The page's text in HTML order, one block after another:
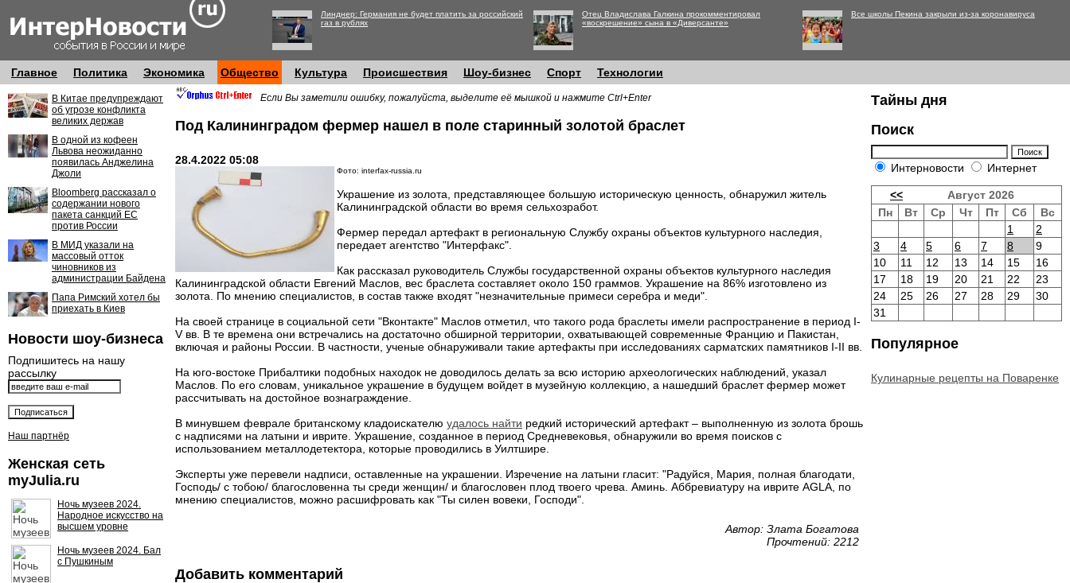
Линднер: Германия не будет платить за российский
газ в рублях
Отец Владислава Галкина прокомментировал
«воскрешение» сына в «Диверсанте»
Все школы Пекина закрыли из-за коронавируса
Главное Политика Экономика Общество Культура Происшествия Шоу-бизнес Спорт Технологии
В Китае предупреждают
об угрозе конфликта
великих держав
В одной из кофеен
Львова неожиданно
появилась Анджелина
Джоли
Bloomberg рассказал о
содержании нового
пакета санкций ЕС
против России
В МИД указали на
массовый отток
чиновников из
администрации Байдена
Папа Римский хотел бы
приехать в Киев
Новости шоу-бизнеса
Подпишитесь на нашу
рассылку
Наш партнёр
Женская сеть
myJulia.ru
Ночь музеев 2024.
Народное искусство на
высшем уровне
Ночь музеев 2024. Бал
с Пушкиным
Если Вы заметили ошибку, пожалуйста, выделите её мышкой и нажмите Ctrl+Enter
Под Калининградом фермер нашел в поле старинный золотой браслет
28.4.2022 05:08
Фото: interfax-russia.ru
Украшение из золота, представляющее большую историческую ценность, обнаружил житель
Калининградской области во время сельхозработ.
Фермер передал артефакт в региональную Службу охраны объектов культурного наследия,
передает агентство "Интерфакс".
Как рассказал руководитель Службы государственной охраны объектов культурного наследия
Калининградской области Евгений Маслов, вес браслета составляет около 150 граммов. Украшение на 86% изготовлено из
золота. По мнению специалистов, в состав также входят "незначительные примеси серебра и меди".
На своей странице в социальной сети "Вконтакте" Маслов отметил, что такого рода браслеты имели распространение в период I-
V вв. В те времена они встречались на достаточно обширной территории, охватывающей современные Францию и Пакистан,
включая и районы России. В частности, ученые обнаруживали такие артефакты при исследованиях сарматских памятников I-II вв.
На юго-востоке Прибалтики подобных находок не доводилось делать за всю историю археологических наблюдений, указал
Маслов. По его словам, уникальное украшение в будущем войдет в музейную коллекцию, а нашедший браслет фермер может
рассчитывать на достойное вознаграждение.
В минувшем феврале британскому кладоискателю удалось найти редкий исторический артефакт – выполненную из золота брошь
с надписями на латыни и иврите. Украшение, созданное в период Средневековья, обнаружили во время поисков с
использованием металлодетектора, которые проводились в Уилтшире.
Эксперты уже перевели надписи, оставленные на украшении. Изречение на латыни гласит: "Радуйся, Мария, полная благодати,
Господь/ с тобою/ благословенна ты среди женщин/ и благословен плод твоего чрева. Аминь. Аббревиатуру на иврите AGLA, по
мнению специалистов, можно расшифровать как "Ты силен вовеки, Господи".
Автор: Злата Богатова
Прочтений: 2212
Добавить комментарий
Тайны дня
Поиск
Интерновости Интернет
<<
Август 2026
Пн
Вт Ср Чт Пт Сб
Вс
1
2
3
4 5 6 7 8
9
10
11 12 13 14 15
16
17
18 19 20 21 22
23
24
25 26 27 28 29
30
31
Популярное
Кулинарные рецепты на Поваренке